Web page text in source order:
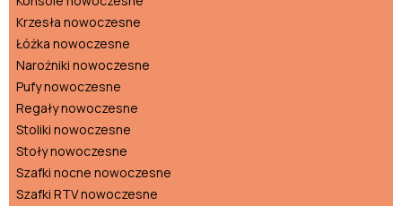
Krzesła nowoczesne
Łóżka nowoczesne
Narożniki nowoczesne
Pufy nowoczesne
Regały nowoczesne
Stoliki nowoczesne
Stoły nowoczesne
Szafki nocne nowoczesne
Szafki RTV nowoczesne